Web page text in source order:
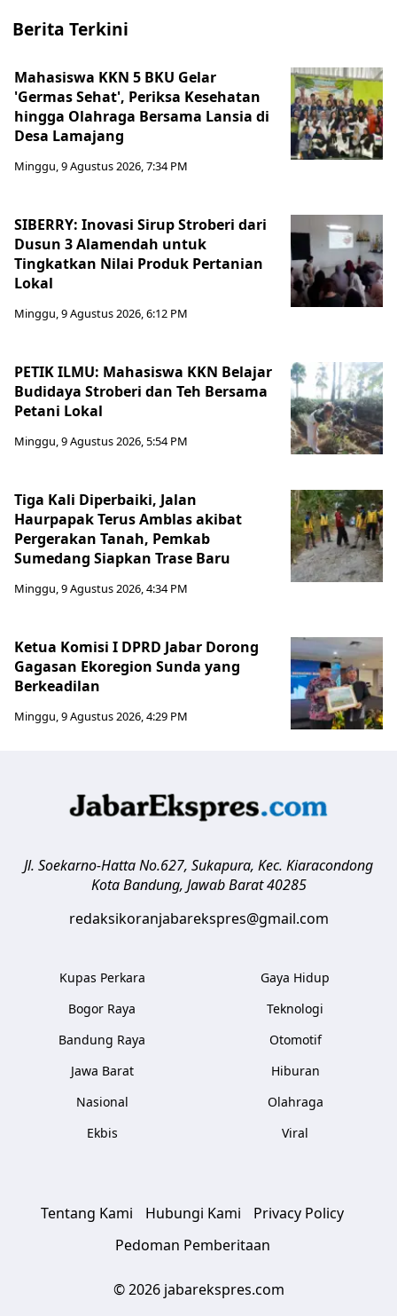
Berita Terkini
Mahasiswa KKN 5 BKU Gelar
'Germas Sehat', Periksa Kesehatan
hingga Olahraga Bersama Lansia di
Desa Lamajang
Minggu, 9 Agustus 2026, 7:34 PM
SIBERRY: Inovasi Sirup Stroberi dari
Dusun 3 Alamendah untuk
Tingkatkan Nilai Produk Pertanian
Lokal
Minggu, 9 Agustus 2026, 6:12 PM
PETIK ILMU: Mahasiswa KKN Belajar
Budidaya Stroberi dan Teh Bersama
Petani Lokal
Minggu, 9 Agustus 2026, 5:54 PM
Tiga Kali Diperbaiki, Jalan
Haurpapak Terus Amblas akibat
Pergerakan Tanah, Pemkab
Sumedang Siapkan Trase Baru
Minggu, 9 Agustus 2026, 4:34 PM
Ketua Komisi I DPRD Jabar Dorong
Gagasan Ekoregion Sunda yang
Berkeadilan
Minggu, 9 Agustus 2026, 4:29 PM
Jl. Soekarno-Hatta No.627, Sukapura, Kec. Kiaracondong
Kota Bandung, Jawab Barat 40285
redaksikoranjabarekspres@gmail.com
Kupas Perkara
Bogor Raya
Bandung Raya
Jawa Barat
Nasional
Ekbis
Gaya Hidup
Teknologi
Otomotif
Hiburan
Olahraga
Viral
Tentang Kami Hubungi Kami
Privacy Policy
Pedoman Pemberitaan
© 2026 jabarekspres.com